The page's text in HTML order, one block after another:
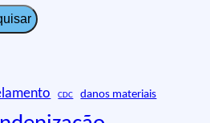
CDC danos materiais